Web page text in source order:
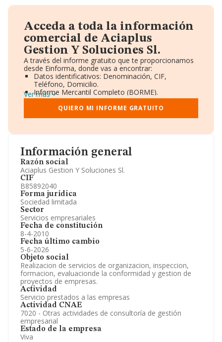
Información general
Razón social
Aciaplus Gestion Y Soluciones Sl.
CIF
B85892040
Forma jurídica
Sociedad limitada
Sector
Servicios empresariales
Fecha de constitución
8-4-2010
Fecha último cambio
5-6-2026
Objeto social
Realizacion de servicios de organizacion, inspeccion,
formacion, evaluacionde la conformidad y gestion de
proyectos de empresas.
Actividad
Servicio prestados a las empresas
Actividad CNAE
7020 - Otras actividades de consultoría de gestión
empresarial
Estado de la empresa
Viva
Acceda a toda la información
comercial de Aciaplus
Gestion Y Soluciones Sl.
A través del informe gratuito que te proporcionamos
desde Einforma, donde vas a encontrar:
Datos identificativos: Denominación, CIF,
Teléfono, Domicilio.
Informe Mercantil Completo (BORME).
Gráficos de Evolución Ventas y Empleados.
Consejo de Administración y Administradores.
Directivos y Ejecutivos.
Información oficial y registral complementaria.
Ver más
QUIERO MI INFORME GRATUITO